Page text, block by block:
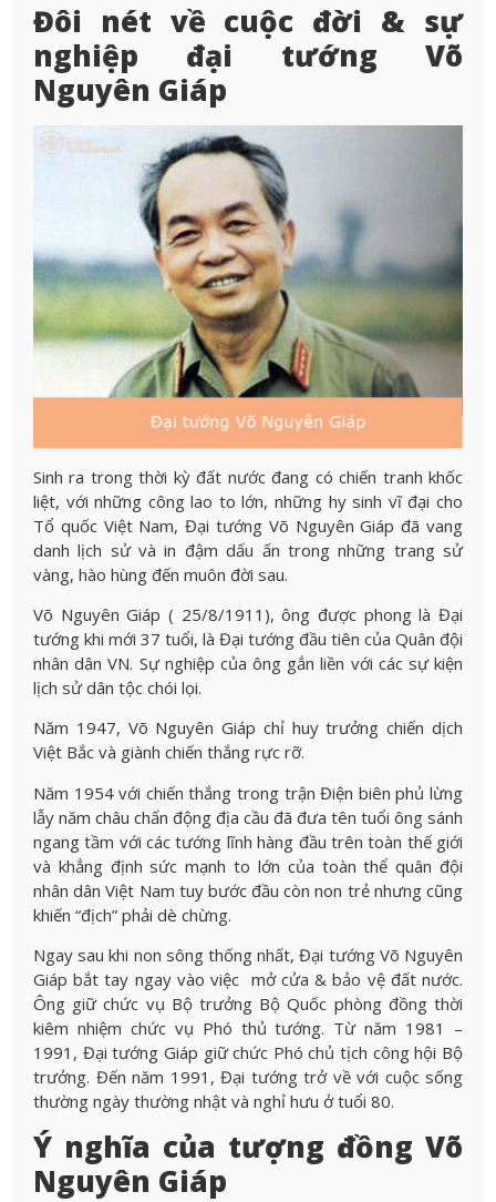
Đôi nét về cuộc đời & sự
nghiệp đại tướng Võ
Nguyên Giáp
Sinh ra trong thời kỳ đất nước đang có chiến tranh khốc
liệt, với những công lao to lớn, những hy sinh vĩ đại cho
Tổ quốc Việt Nam, Đại tướng Võ Nguyên Giáp đã vang
danh lịch sử và in đậm dấu ấn trong những trang sử
vàng, hào hùng đến muôn đời sau.
Võ Nguyên Giáp ( 25/8/1911), ông được phong là Đại
tướng khi mới 37 tuổi, là Đại tướng đầu tiên của Quân đội
nhân dân VN. Sự nghiệp của ông gắn liền với các sự kiện
lịch sử dân tộc chói lọi.
Năm 1947, Võ Nguyên Giáp chỉ huy trưởng chiến dịch
Việt Bắc và giành chiến thắng rực rỡ.
Năm 1954 với chiến thắng trong trận Điện biên phủ lừng
lẫy năm châu chấn động địa cầu đã đưa tên tuổi ông sánh
ngang tầm với các tướng lĩnh hàng đầu trên toàn thế giới
và khẳng định sức mạnh to lớn của toàn thể quân đội
nhân dân Việt Nam tuy bước đầu còn non trẻ nhưng cũng
khiến “địch” phải dè chừng.
Ngay sau khi non sông thống nhất, Đại tướng Võ Nguyên
Giáp bắt tay ngay vào việc mở cửa & bảo vệ đất nước.
Ông giữ chức vụ Bộ trưởng Bộ Quốc phòng đồng thời
kiêm nhiệm chức vụ Phó thủ tướng. Từ năm 1981 –
1991, Đại tướng Giáp giữ chức Phó chủ tịch công hội Bộ
trưởng. Đến năm 1991, Đại tướng trở về với cuộc sống
thường ngày thường nhật và nghỉ hưu ở tuổi 80.
Ý nghĩa của tượng đồng Võ
Nguyên Giáp